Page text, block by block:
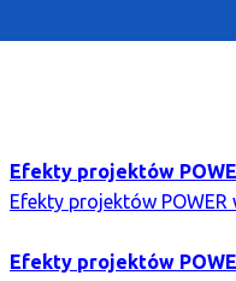
Efekty projektów
Efekty projektów
Efekty projektów